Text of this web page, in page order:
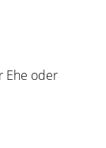
Ehe oder